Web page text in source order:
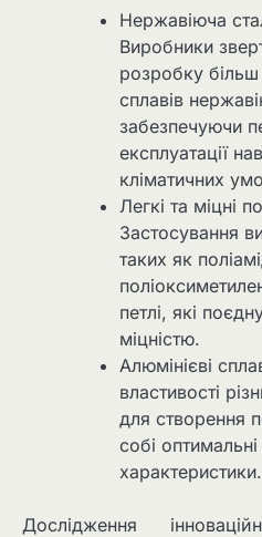
Нержавіюча
Виробники
розробку більш
сплавів
забезпечуючи
експлуатації
кліматичних
Легкі та міцні
Застосування
таких як
петлі, які
міцністю.
Алюмінієві
властивості
для створення
собі оптимальні
характеристики.
Дослідження